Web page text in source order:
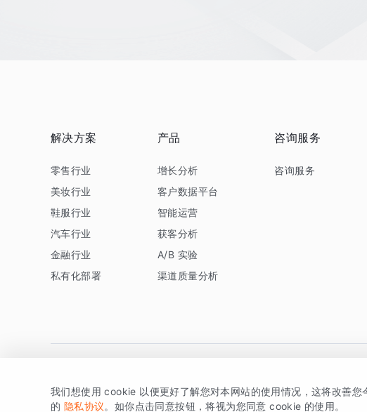
解决方案
零售行业
美妆行业
鞋服行业
汽车行业
金融行业
私有化部署
产品
增长分析
客户数据平台
智能运营
获客分析
A/B 实验
渠道质量分析
咨询服务
咨询服务
版权所有 © 北京易数科技有限公司SDK相关说明 京ICP备15038330号
我们想使用 cookie 以便更好了解您对本网站的使用情况，这将改善
的 隐私协议。如你点击同意按钮，将视为您同意 cookie 的使用。